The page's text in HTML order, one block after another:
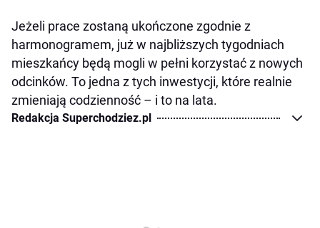
Jeżeli prace zostaną ukończone zgodnie z
harmonogramem, już w najbliższych tygodniach
mieszkańcy będą mogli w pełni korzystać z nowych
odcinków. To jedna z tych inwestycji, które realnie
zmieniają codzienność – i to na lata.
Redakcja Superchodziez.pl